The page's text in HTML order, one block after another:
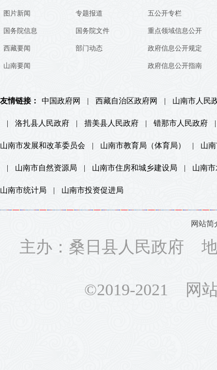
图片新闻
国务院信息
西藏要闻
山南要闻
专题报道
国务院文件
部门动态
五公开专栏
重点领域信息公开
政府信息公开规定
政府信息公开指南
友情链接： 中国政府网 | 西藏自治区政府网 | 山南市人民
| 洛扎县人民政府 | 措美县人民政府 | 错那市人民政府 |
山南市发展和改革委员会 | 山南市教育局（体育局） | 山
| 山南市自然资源局 | 山南市住房和城乡建设局 | 山南
山南市统计局 | 山南市投资促进局
网站简
主办：桑日县人民政府
©2019-2021 网